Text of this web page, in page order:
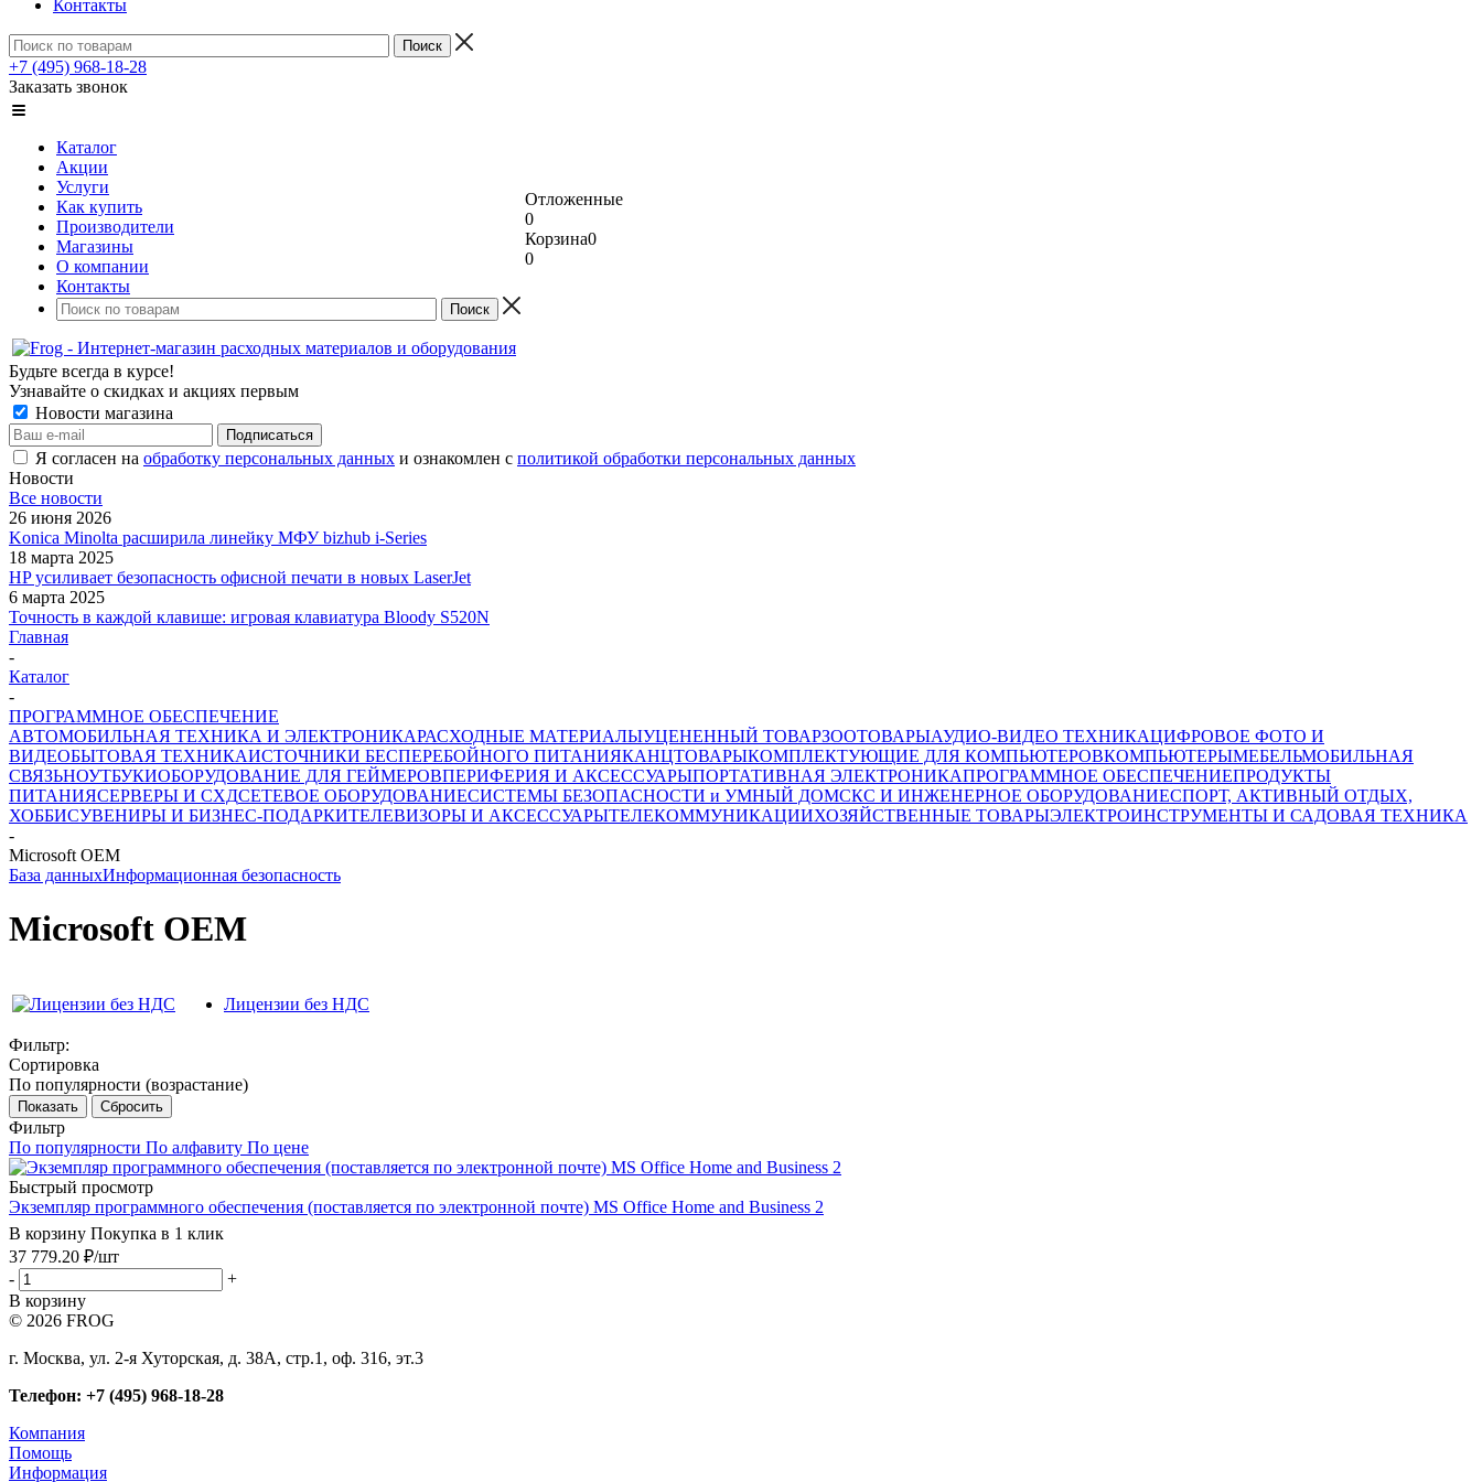
Контакты
+7 (495) 968-18-28
Заказать звонок
Каталог
Акции
Услуги
Как купить
Производители
Магазины
О компании
Контакты
Отложенные
0
Корзина0
0
Будьте всегда в курсе!
Узнавайте о скидках и акциях первым
Новости магазина
Я согласен на обработку персональных данных и ознакомлен с политикой обработки персональных данных
Новости
Все новости
26 июня 2026
Konica Minolta расширила линейку МФУ bizhub i-Series
18 марта 2025
HP усиливает безопасность офисной печати в новых LaserJet
6 марта 2025
Точность в каждой клавише: игровая клавиатура Bloody S520N
Главная
-
Каталог
-
ПРОГРАММНОЕ ОБЕСПЕЧЕНИЕ
АВТОМОБИЛЬНАЯ ТЕХНИКА И ЭЛЕКТРОНИКАРАСХОДНЫЕ МАТЕРИАЛЫУЦЕНЕННЫЙ ТОВАРЗООТОВАРЫАУДИО-ВИДЕО ТЕХНИКАЦИФРОВОЕ ФОТО И
ВИДЕОБЫТОВАЯ ТЕХНИКАИСТОЧНИКИ БЕСПЕРЕБОЙНОГО ПИТАНИЯКАНЦТОВАРЫКОМПЛЕКТУЮЩИЕ ДЛЯ КОМПЬЮТЕРОВКОМПЬЮТЕРЫМЕБЕЛЬМОБИЛЬНАЯ
СВЯЗЬНОУТБУКИОБОРУДОВАНИЕ ДЛЯ ГЕЙМЕРОВПЕРИФЕРИЯ И АКСЕССУАРЫПОРТАТИВНАЯ ЭЛЕКТРОНИКАПРОГРАММНОЕ ОБЕСПЕЧЕНИЕПРОДУКТЫ
ПИТАНИЯСЕРВЕРЫ И СХДСЕТЕВОЕ ОБОРУДОВАНИЕСИСТЕМЫ БЕЗОПАСНОСТИ и УМНЫЙ ДОМСКС И ИНЖЕНЕРНОЕ ОБОРУДОВАНИЕСПОРТ, АКТИВНЫЙ ОТДЫХ,
ХОББИСУВЕНИРЫ И БИЗНЕС-ПОДАРКИТЕЛЕВИЗОРЫ И АКСЕССУАРЫТЕЛЕКОММУНИКАЦИИХОЗЯЙСТВЕННЫЕ ТОВАРЫЭЛЕКТРОИНСТРУМЕНТЫ И САДОВАЯ ТЕХНИКА
-
Microsoft OEM
База данныхИнформационная безопасность
Microsoft OEM
Лицензии без НДС
Фильтр:
Сортировка
По популярности (возрастание)
Показать Сбросить
Фильтр
По популярности По алфавиту По цене
Быстрый просмотр
Экземпляр программного обеспечения (поставляется по электронной почте) MS Office Home and Business 2
В корзину Покупка в 1 клик
37 779.20 ₽/шт
-
+
В корзину
© 2026 FROG
г. Москва, ул. 2-я Хуторская, д. 38А, стр.1, оф. 316, эт.3
Телефон: +7 (495) 968-18-28
Компания
Помощь
Информация